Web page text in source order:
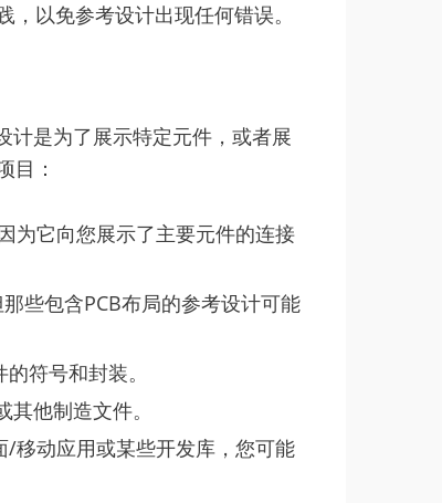
以免参考设计出现任何错误。
计是为了展示特定元件，或者展
目：
为它向您展示了主要元件的连接
些包含PCB布局的参考设计可能
符号和封装。
他制造文件。
移动应用或某些开发库，您可能